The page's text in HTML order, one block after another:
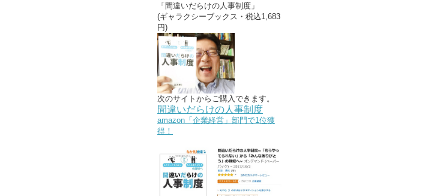
「間違いだらけの人事制度」
(ギャラクシーブックス・税込1,683
円)
次のサイトからご購入できます。
間違いだらけの人事制度
amazon「企業経営」部門で1位獲
得！